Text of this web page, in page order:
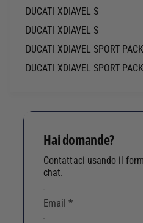
DUCATI XDIAVEL S
DUCATI XDIAVEL S
DUCATI XDIAVEL SPORT
DUCATI XDIAVEL SPORT
Hai domande?
Contattaci usando il
chat.
Email*